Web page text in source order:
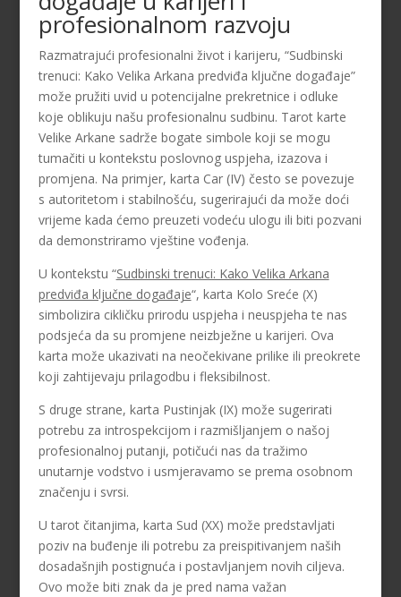
profesionalnom razvoju
Razmatrajući profesionalni život i karijeru, “Sudbinski
trenuci: Kako Velika Arkana predviđa ključne događaje”
može pružiti uvid u potencijalne prekretnice i odluke
koje oblikuju našu profesionalnu sudbinu. Tarot karte
Velike Arkane sadrže bogate simbole koji se mogu
tumačiti u kontekstu poslovnog uspjeha, izazova i
promjena. Na primjer, karta Car (IV) često se povezuje
s autoritetom i stabilnošću, sugerirajući da može doći
vrijeme kada ćemo preuzeti vodeću ulogu ili biti pozvani
da demonstriramo vještine vođenja.
U kontekstu “Sudbinski trenuci: Kako Velika Arkana
predviđa ključne događaje“, karta Kolo Sreće (X)
simbolizira cikličku prirodu uspjeha i neuspjeha te nas
podsjeća da su promjene neizbježne u karijeri. Ova
karta može ukazivati na neočekivane prilike ili preokrete
koji zahtijevaju prilagodbu i fleksibilnost.
S druge strane, karta Pustinjak (IX) može sugerirati
potrebu za introspekcijom i razmišljanjem o našoj
profesionalnoj putanji, potičući nas da tražimo
unutarnje vodstvo i usmjeravamo se prema osobnom
značenju i svrsi.
U tarot čitanjima, karta Sud (XX) može predstavljati
poziv na buđenje ili potrebu za preispitivanjem naših
dosadašnjih postignuća i postavljanjem novih ciljeva.
Ovo može biti znak da je pred nama važan